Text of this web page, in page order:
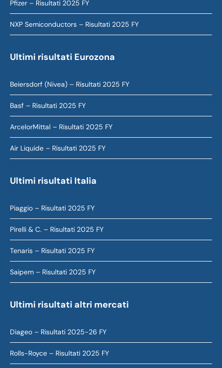
Pfizer – Risultati 2025 FY
NXP Semiconductors – Risultati 2025 FY
Ultimi risultati Eurozona
Beiersdorf (Nivea) – Risultati 2025 FY
Basf – Risultati 2025 FY
ArcelorMittal – Risultati 2025 FY
Air Liquide – Risultati 2025 FY
Ultimi risultati Italia
Piaggio – Risultati 2025 FY
Pirelli & C. – Risultati 2025 FY
Tenaris – Risultati 2025 FY
Saipem – Risultati 2025 FY
Ultimi risultati altri mercati
Diageo – Risultati 2025-26 FY
Rolls-Royce – Risultati 2025 FY